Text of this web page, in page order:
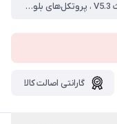
گیرنده و فرستنده صدا ( بلوتوث ) ، ورژن بلوتوث V5.3 ، پروتکل‌های بلوتوث AVRCP, A2DP ، رابط‌های صدا 3.5mm AUX, RCA, USB, Optical, Coaxial ، فاصله موثر حدود 10 تا 20 متر ، پلیر موزیک بدون نیاز به کامپیوتر و ارسال بلوتوث
گارانتی اصالت کالا